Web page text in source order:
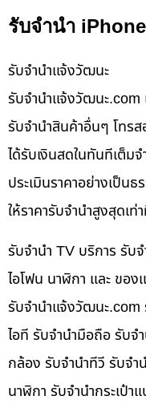
รับจำนำ
รับจํานําแจ้งวัฒนะ
รับจํานําแจ้งวัฒนะ
รับจำนำสินค้าอื่นๆ โทรส
ได้รับเงินสดในทันทีเต็ม
ประเมินราคาอย่างเป็นธ
ให้ราคารับจำนำสูงสุดเ
รับจำนำ TV บริการ รับ
ไอโฟน นาฬิกา และ ขอ
รับจํานําแจ้งวัฒนะ.com
ไอที รับจำนำมือถือ รับจ
กล้อง รับจำนำทีวี รับจำ
นาฬิกา รับจำนำกระเป๋า